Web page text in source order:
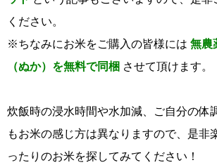
ください。
※ちなみにお米をご購入の皆様には 無農
（ぬか）を無料で同梱 させて頂けます。
炊飯時の浸水時間や水加減、ご自分の体
もお米の感じ方は異なりますので、是非
ったりのお米を探してみてください！